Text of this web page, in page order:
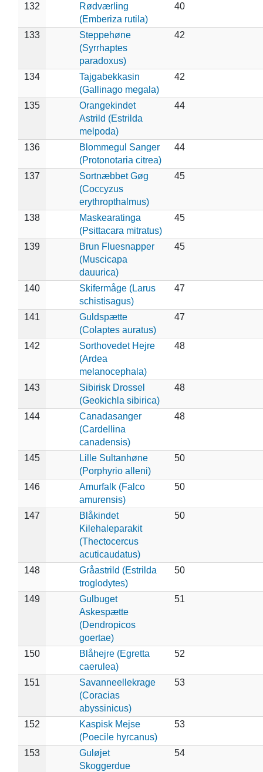
132
Rødværling
(Emberiza rutila)
40
133
Steppehøne
(Syrrhaptes
paradoxus)
42
134
Tajgabekkasin
(Gallinago megala)
42
135
Orangekindet
Astrild (Estrilda
melpoda)
44
136
Blommegul Sanger
(Protonotaria citrea)
44
137
Sortnæbbet Gøg
(Coccyzus
erythropthalmus)
45
138
Maskearatinga
(Psittacara mitratus)
45
139
Brun Fluesnapper
(Muscicapa
dauurica)
45
140
Skifermåge (Larus
schistisagus)
47
141
Guldspætte
(Colaptes auratus)
47
142
Sorthovedet Hejre
(Ardea
melanocephala)
48
143
Sibirisk Drossel
(Geokichla sibirica)
48
144
Canadasanger
(Cardellina
canadensis)
48
145
Lille Sultanhøne
(Porphyrio alleni)
50
146
Amurfalk (Falco
amurensis)
50
147
Blåkindet
Kilehaleparakit
(Thectocercus
acuticaudatus)
50
148
Gråastrild (Estrilda
troglodytes)
50
149
Gulbuget
Askespætte
(Dendropicos
goertae)
51
150
Blåhejre (Egretta
caerulea)
52
151
Savanneellekrage
(Coracias
abyssinicus)
53
152
Kaspisk Mejse
(Poecile hyrcanus)
53
153
Guløjet
Skoggerdue
54